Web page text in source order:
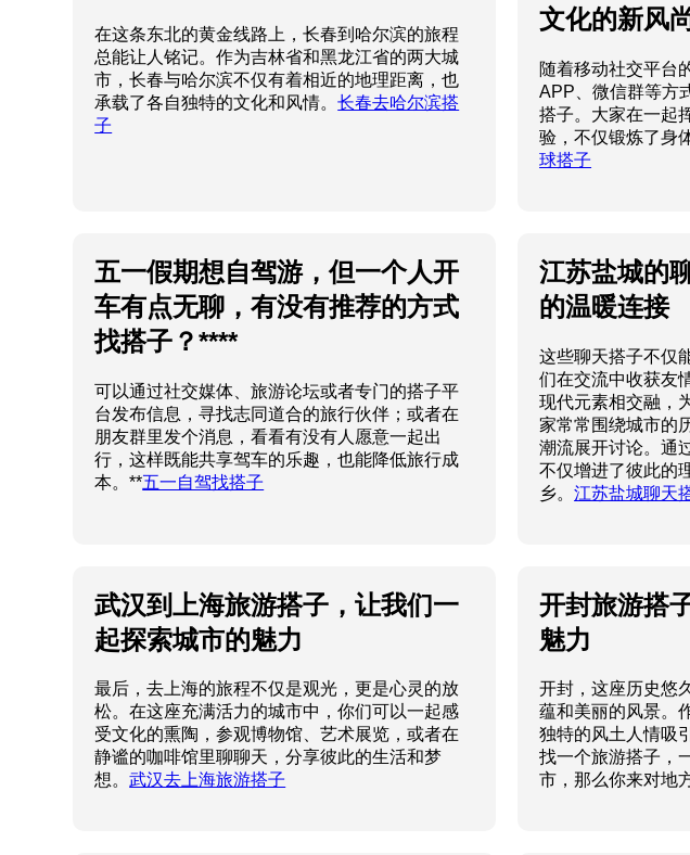
在这条东北的黄金线路上，长春到哈尔滨的旅程
总能让人铭记。作为吉林省和黑龙江省的两大城
市，长春与哈尔滨不仅有着相近的地理距离，也
承载了各自独特的文化和风情。长春去哈尔滨搭
子
文化的新风
随着移动社交平台
APP、微信群等方
搭子。大家在一起
验，不仅锻炼了身
球搭子
五一假期想自驾游，但一个人开
车有点无聊，有没有推荐的方式
找搭子？****
可以通过社交媒体、旅游论坛或者专门的搭子平
台发布信息，寻找志同道合的旅行伙伴；或者在
朋友群里发个消息，看看有没有人愿意一起出
行，这样既能共享驾车的乐趣，也能降低旅行成
本。**五一自驾找搭子
江苏盐城的
的温暖连接
这些聊天搭子不仅
们在交流中收获友
现代元素相交融，
家常常围绕城市的
潮流展开讨论。通
不仅增进了彼此的
乡。江苏盐城聊天
武汉到上海旅游搭子，让我们一
起探索城市的魅力
最后，去上海的旅程不仅是观光，更是心灵的放
松。在这座充满活力的城市中，你们可以一起感
受文化的熏陶，参观博物馆、艺术展览，或者在
静谧的咖啡馆里聊聊天，分享彼此的生活和梦
想。武汉去上海旅游搭子
开封旅游搭
魅力
开封，这座历史悠
蕴和美丽的风景。
独特的风土人情吸
找一个旅游搭子，
市，那么你来对地